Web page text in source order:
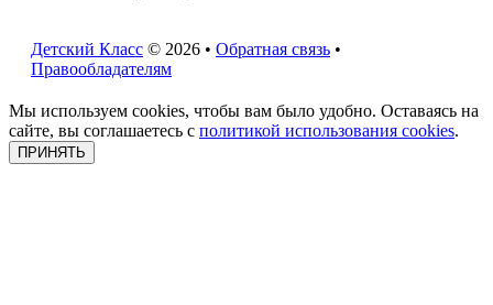
Детский Класс © 2026 • Обратная связь •
Правообладателям
Мы используем cookies, чтобы вам было удобно. Оставаясь на
сайте, вы соглашаетесь с политикой использования cookies.
ПРИНЯТЬ